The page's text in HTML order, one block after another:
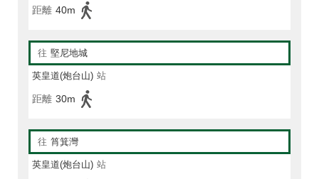
距離 40m
往 堅尼地城
英皇道(炮台山) 站
距離 30m
往 筲箕灣
英皇道(炮台山) 站